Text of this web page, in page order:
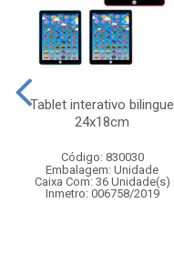
Tablet interativo bilingue
24x18cm
Código: 830030
Embalagem: Unidade
Caixa Com: 36 Unidade(s)
Inmetro: 006758/2019